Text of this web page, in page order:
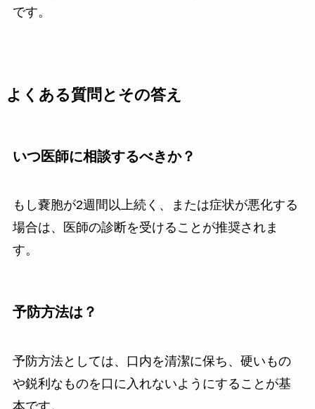
です。
よくある質問とその答え
いつ医師に相談するべきか？
もし嚢胞が2週間以上続く、または症状が悪化する
場合は、医師の診断を受けることが推奨されま
す。
予防方法は？
予防方法としては、口内を清潔に保ち、硬いもの
や鋭利なものを口に入れないようにすることが基
本です。